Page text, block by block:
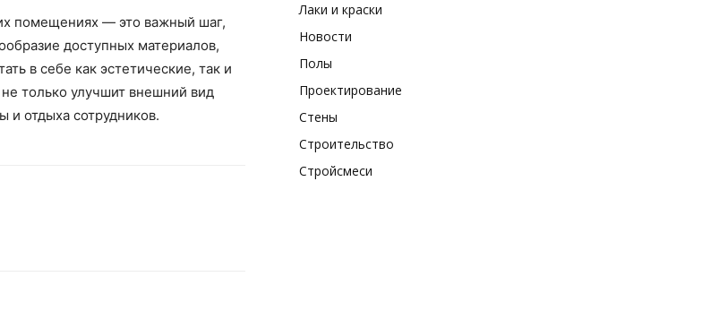
помещениях — это важный шаг,
доступных материалов,
в себе как эстетические, так и
только улучшит внешний вид
и отдыха сотрудников.
Лаки и краски
Новости
Полы
Проектирование
Стены
Строительство
Стройсмеси